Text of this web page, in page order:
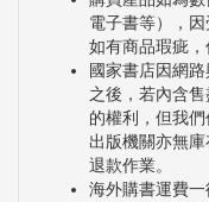
電子書等），因
如有商品瑕疵，
國家書店因網
之後，若內含
的權利，但我
出版機關亦無
退款作業。
海外購書運費